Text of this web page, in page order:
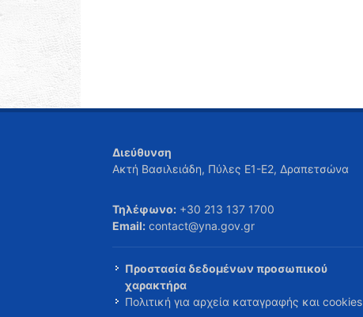
Διεύθυνση
Ακτή Βασιλειάδη, Πύλες Ε1-Ε2, Δραπετσώνα
Τηλέφωνο: +30 213 137 1700
Email: contact@yna.gov.gr
Προστασία δεδομένων προσωπικού
χαρακτήρα
Πολιτική για αρχεία καταγραφής και cookies